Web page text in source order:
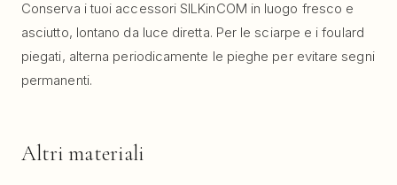
Conserva i tuoi accessori SILKinCOM in luogo fresco e
asciutto, lontano da luce diretta. Per le sciarpe e i foulard
piegati, alterna periodicamente le pieghe per evitare segni
permanenti.
Altri materiali